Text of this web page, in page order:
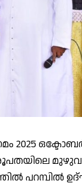
2025
രൂപതയിലെ
പറമ്പിൽ